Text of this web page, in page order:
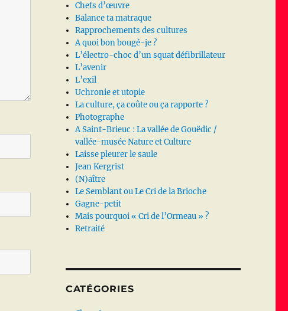
Chefs d’œuvre
Balance ta matraque
Rapprochements des cultures
A quoi bon bougé-je ?
L’électro-choc d’un squat défibrillateur
L’avenir
L’exil
Uchronie et utopie
La culture, ça coûte ou ça rapporte ?
Photographe
A Saint-Brieuc : La vallée de Gouëdic /
vallée-musée Nature et Culture
Laisse pleurer le saule
Jean Kergrist
(N)aître
Le Semblant ou Le Cri de la Brioche
Gagne-petit
Mais pourquoi « Cri de l’Ormeau » ?
Retraité
CATÉGORIES